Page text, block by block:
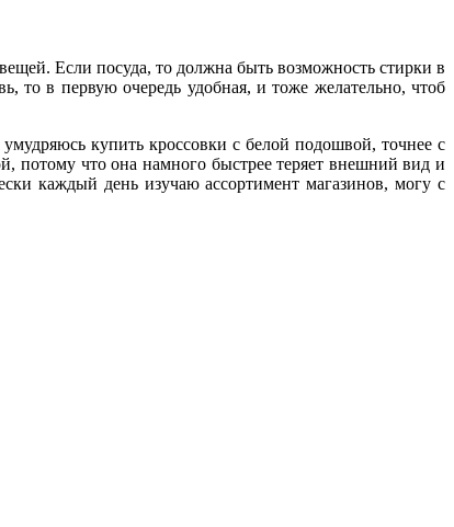
Если посуда, то должна быть возможность стирки в
то в первую очередь удобная, и тоже желательно, чтоб
купить кроссовки с белой подошвой, точнее с
потому что она намного быстрее теряет внешний вид и
каждый день изучаю ассортимент магазинов, могу с